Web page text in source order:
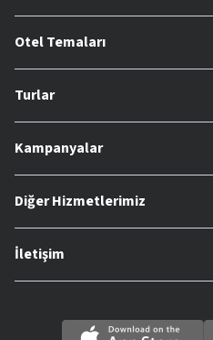
Otel Temaları
Turlar
Kampanyalar
Diğer Hizmetlerimiz
İletişim